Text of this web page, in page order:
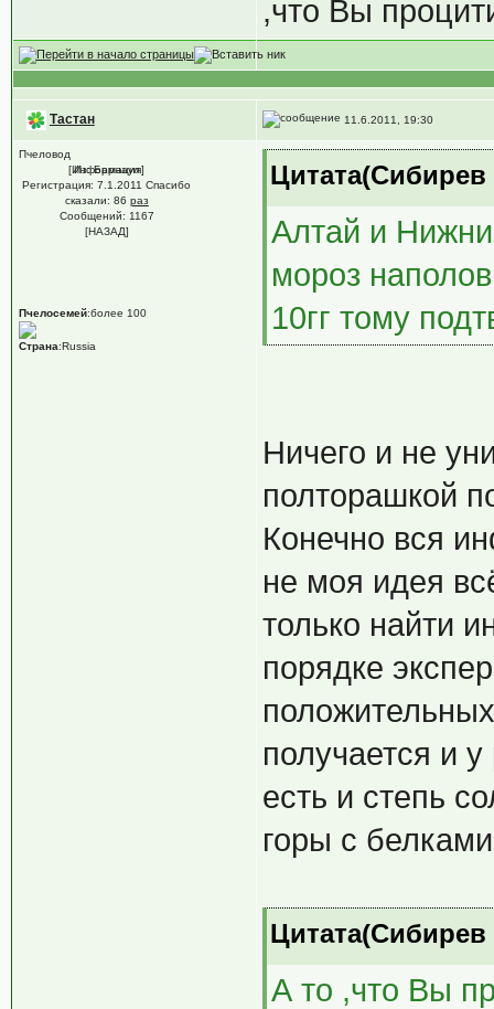
,что Вы
Тастан 11.6.2011, 19:30
Пчеловод
[Информация]
Из: Барнаул
Регистрация: 7.1.2011 Спасибо
сказали: 86 раз
Сообщений: 1167
[НАЗАД]
Пчелосемей:более 100
Страна:Russia
Цитата(Сибирев
Алтай и
мороз
10гг тому
Ничего и не
полторашкой
Конечно вся
не моя идея
только найти
порядке
получается и
есть и степь
горы с
Цитата(Сибирев
А то ,что Вы